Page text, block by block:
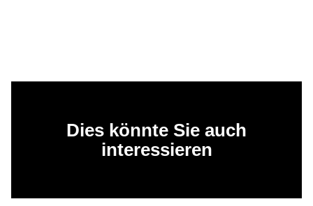
Dies könnte Sie auch
interessieren